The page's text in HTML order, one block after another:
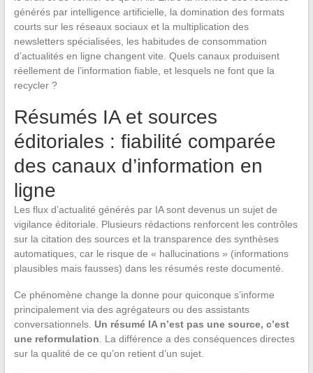
générés par intelligence artificielle, la domination des formats
courts sur les réseaux sociaux et la multiplication des
newsletters spécialisées, les habitudes de consommation
d’actualités en ligne changent vite. Quels canaux produisent
réellement de l’information fiable, et lesquels ne font que la
recycler ?
Résumés IA et sources
éditoriales : fiabilité comparée
des canaux d’information en
ligne
Les flux d’actualité générés par IA sont devenus un sujet de
vigilance éditoriale. Plusieurs rédactions renforcent les contrôles
sur la citation des sources et la transparence des synthèses
automatiques, car le risque de « hallucinations » (informations
plausibles mais fausses) dans les résumés reste documenté.
Ce phénomène change la donne pour quiconque s’informe
principalement via des agrégateurs ou des assistants
conversationnels. Un résumé IA n’est pas une source, c’est
une reformulation . La différence a des conséquences directes
sur la qualité de ce qu’on retient d’un sujet.